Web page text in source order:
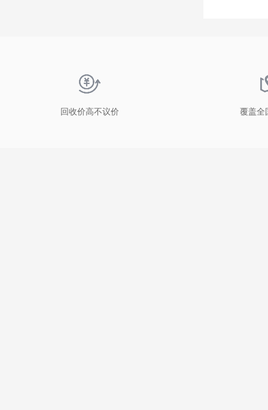
回收价高不议价 覆盖全